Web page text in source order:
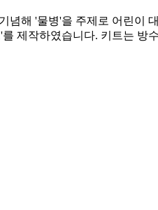
념해 '물병'을 주제로 어린이
제작하였습니다. 키트는 방